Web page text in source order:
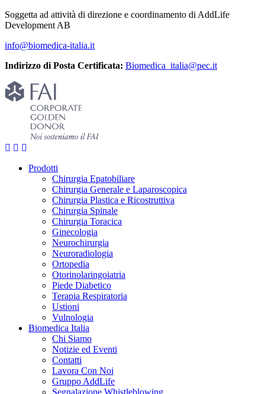
Soggetta ad attività di direzione e coordinamento di AddLife
Development AB
info@biomedica-italia.it
Indirizzo di Posta Certificata: Biomedica_italia@pec.it
Prodotti
Chirurgia Epatobiliare
Chirurgia Generale e Laparoscopica
Chirurgia Plastica e Ricostruttiva
Chirurgia Spinale
Chirurgia Toracica
Ginecologia
Neurochirurgia
Neuroradiologia
Ortopedia
Otorinolaringoiatria
Piede Diabetico
Terapia Respiratoria
Ustioni
Vulnologia
Biomedica Italia
Chi Siamo
Notizie ed Eventi
Contatti
Lavora Con Noi
Gruppo AddLife
Segnalazione Whistleblowing